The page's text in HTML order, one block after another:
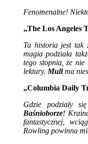
Fenomenalne!
„The Los Angeles
Ta historia jest tak
magia podziała
tego stopnia, że nie
lektury. Mullma
„Columbia Daily
Gdzie podziały
Baśnioborze!
fantastycznej,
Rowling powinna